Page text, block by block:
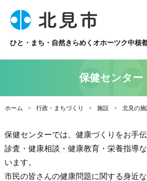
ひと・まち・自然きらめくオホーツク中核
保健センター
ホーム 行政・まちづくり 施設 北見の
保健センターでは、健康づくりをお手
診査・健康相談・健康教育・栄養指導
います。
市民の皆さんの健康問題に関する身近